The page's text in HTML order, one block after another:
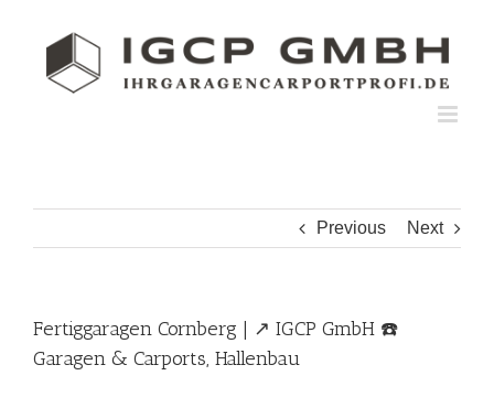
Previous Next
Fertiggaragen Cornberg | ↗️ IGCP GmbH ☎️
Garagen & Carports, Hallenbau